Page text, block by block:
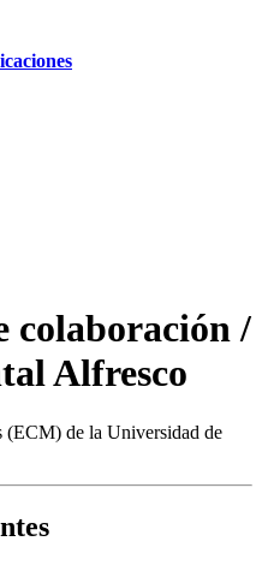
colaboración /
Alfresco
(ECM) de la Universidad de